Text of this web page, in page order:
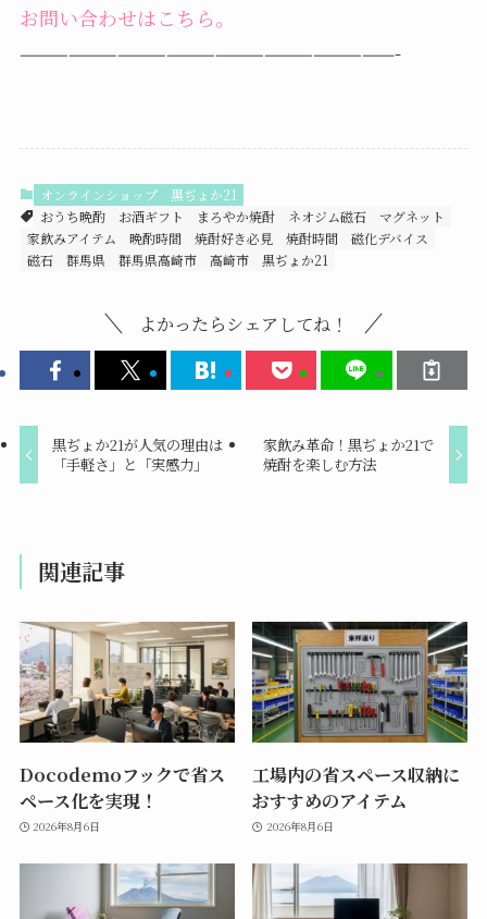
お問い合わせはこちら。
———————————————————————-
オンラインショップ
黒ぢょか21
おうち晩酌
お酒ギフト まろやか焼酎 ネオジム磁石
マグネット
家飲みアイテム
晩酌時間 焼酎好き必見 焼酎時間
磁化デバイス
磁石
群馬県 群馬県高崎市 高崎市 黒ぢょか21
よかったらシェアしてね！
黒ぢょか21が人気の理由は
「手軽さ」と「実感力」
家飲み革命！黒ぢょか21で
焼酎を楽しむ方法
関連記事
Docodemoフックで省ス
ペース化を実現！
2026年8月6日
工場内の省スペース収納に
おすすめのアイテム
2026年8月6日